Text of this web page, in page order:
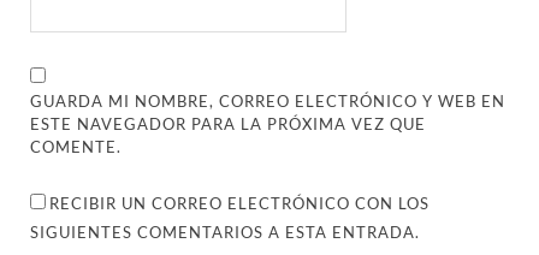
GUARDA MI NOMBRE, CORREO ELECTRÓNICO Y WEB EN
ESTE NAVEGADOR PARA LA PRÓXIMA VEZ QUE
COMENTE.
RECIBIR UN CORREO ELECTRÓNICO CON LOS
SIGUIENTES COMENTARIOS A ESTA ENTRADA.